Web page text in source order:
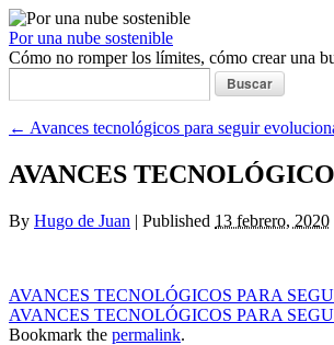
Por una nube sostenible
Cómo no romper los límites, cómo crear una
← Avances tecnológicos para seguir
AVANCES
By Hugo de Juan | Published 13 febrero, 2020
AVANCES TECNOLÓGICOS PARA
AVANCES TECNOLÓGICOS PARA
Bookmark the permalink.